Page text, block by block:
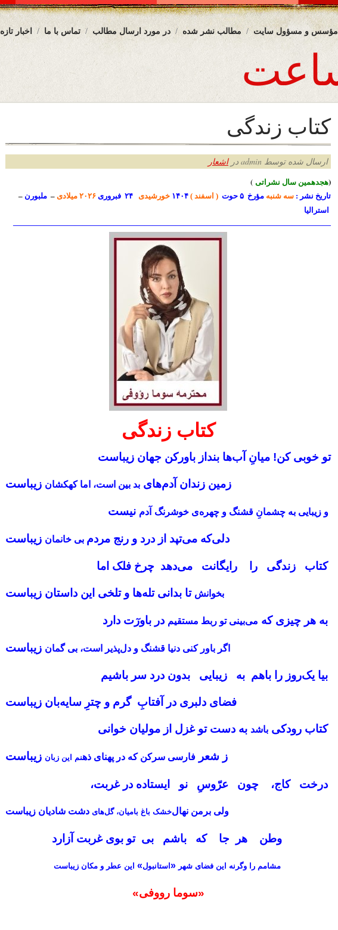
اخبار تازه تماس با ما در مورد ارسال مطالب مطالب نشر شده مؤسس و مسؤول سایت
کتاب زندگی
ارسال شده توسط admin در اشعار
(هجدهمین سال نشراتی )
تاریخ نشر : سه شنبه مؤرخ ۵ حوت ( اسفند ) ۱۴۰۴ خورشیدی فبروری – ملبورن –
استرالیا
—————————————————————————————————————————
کتاب زندگی
تو خوبی‌ کن! میانِ آب‌ها بنداز باور‌کن جهان زیباست
زمین زندان آدم‌های بد بین است، اما کهکشان زیباست
و زیبایی به چشمانِ قشنگ و چهره‌ی خوشرنگ آدم نیست
دلی‌که می‌تپد از درد و رنج مردم بی خانمان زیباست
کتاب زندگی را رایگانت می‌دهد چرخ فلک اما
بخوانش تا بدانی تله‌ها و تلخی این داستان زیباست
به هر چیزی که می‌بینی تو ربط مستقیم در باورٓت دارد
اگر باور کنی دنیا قشنگ و دل‌پذیر است، بی گمان زیباست
بیا یک‌روز را با‌هم به زیبایی بدون درد سر باشیم
فضای دلبری در آفتابِ گرم و چترِ سایه‌بان زیباست
کتاب رودکی باشد به دست تو غزل از مولیان خوانی
ز شعر فارسی سرکن که در پهنای ذهنم این زبان زیباست
درخت کاج، چون عرّوسِ نو ایستاده در غربت،
ولی برمن نهال‌خشک باغ بامیان، گل‌های دشت شادیان زیباست
وطن هر جا که باشم بی‌ تو بوی غربت آزارد
مشامم را وگرنه این فضای شهر « استانبول» این عطر و مکان زیباست
«سوما رووفی»